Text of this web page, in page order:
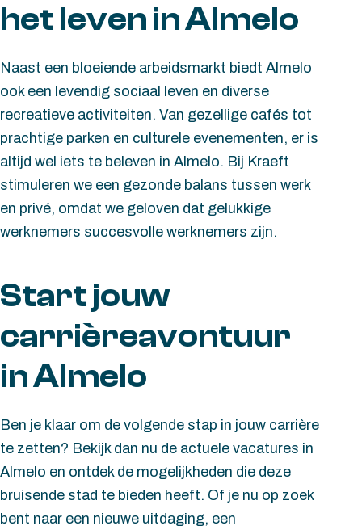
het leven in Almelo
Naast een bloeiende arbeidsmarkt biedt Almelo
ook een levendig sociaal leven en diverse
recreatieve activiteiten. Van gezellige cafés tot
prachtige parken en culturele evenementen, er is
altijd wel iets te beleven in Almelo. Bij Kraeft
stimuleren we een gezonde balans tussen werk
en privé, omdat we geloven dat gelukkige
werknemers succesvolle werknemers zijn.
Start jouw
carrièreavontuur
in Almelo
Ben je klaar om de volgende stap in jouw carrière
te zetten? Bekijk dan nu de actuele vacatures in
Almelo en ontdek de mogelijkheden die deze
bruisende stad te bieden heeft. Of je nu op zoek
bent naar een nieuwe uitdaging, een